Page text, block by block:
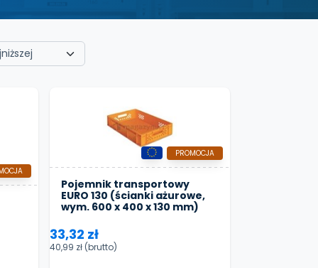
Pojemnik transportowy
EURO 130 (ścianki ażurowe,
wym. 600 x 400 x 130 mm)
PROMOCJA
33,32 zł
40,99 zł (brutto)